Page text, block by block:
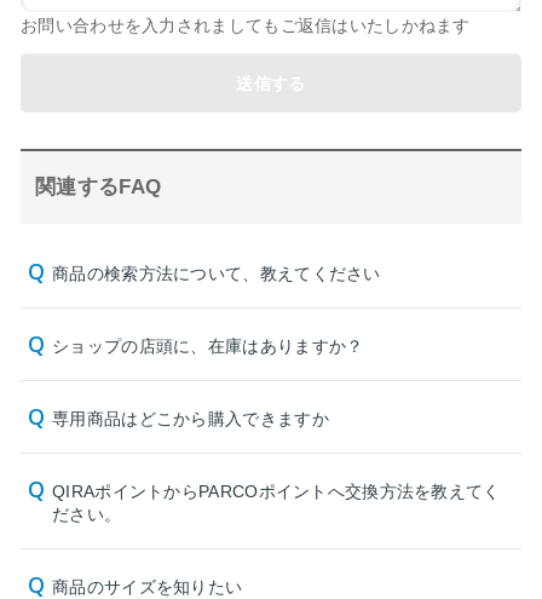
お問い合わせを入力されましてもご返信はいたしかねます
関連するFAQ
商品の検索方法について、教えてください
ショップの店頭に、在庫はありますか？
専用商品はどこから購入できますか
QIRAポイントからPARCOポイントへ交換方法を教えてく
ださい。
商品のサイズを知りたい